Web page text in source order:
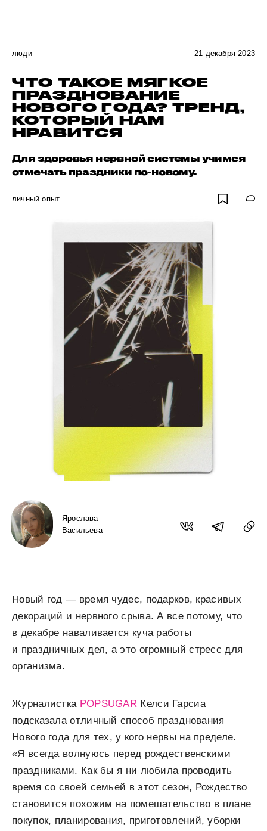
люди 21 декабря 2023
ЧТО ТАКОЕ МЯГКОЕ
ПРАЗДНОВАНИЕ
НОВОГО ГОДА? ТРЕНД,
КОТОРЫЙ НАМ
НРАВИТСЯ
Для здоровья нервной системы учимся
отмечать праздники по-новому.
личный опыт
Ярослава
Васильева
Новый год — время чудес, подарков, красивых
декораций и нервного срыва. А все потому, что
в декабре наваливается куча работы
и праздничных дел, а это огромный стресс для
организма.
Журналистка POPSUGAR Келси Гарсиа
подсказала отличный способ празднования
Нового года для тех, у кого нервы на пределе.
«Я всегда волнуюсь перед рождественскими
праздниками. Как бы я ни любила проводить
время со своей семьей в этот сезон, Рождество
становится похожим на помешательство в плане
покупок, планирования, приготовлений, уборки